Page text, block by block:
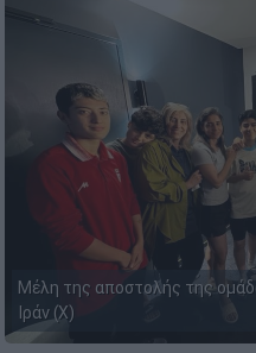
Μέλη της αποστολής της
Ιράν (Χ)